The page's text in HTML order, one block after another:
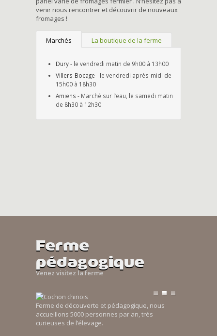
venir nous rencontrer et découvrir de nouveaux
fromages !
Marchés La boutique de la ferme
Dury- le vendredi matin de 9h00 à 13h00
Villers-Bocage - le vendredi après-midi de
15h00 à 18h30
Amiens - Marché sur l’eau, le samedi matin
de 8h30 à 12h30
Ferme
pédagogique
Venez visitez la ferme
Ferme de découverte et pédagogique, nous
accueillons 5000 personnes par an, trés
curieuses de l’élevage.